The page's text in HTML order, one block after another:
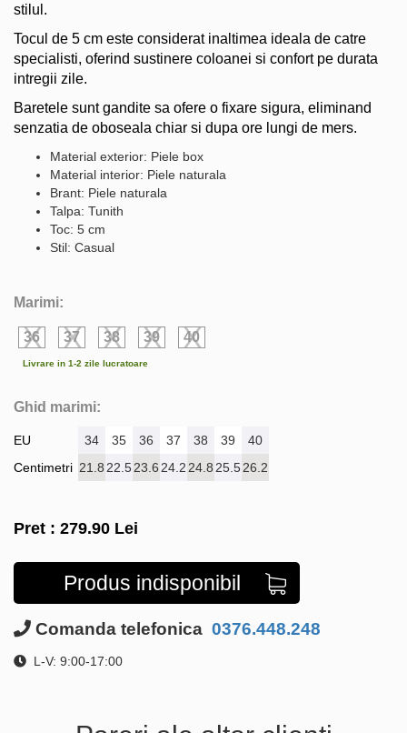
stilul.
Tocul de 5 cm este considerat inaltimea ideala de catre
specialisti, oferind sustinere coloanei si confort pe durata
intregii zile.
Baretele sunt gandite sa ofere o fixare sigura, eliminand
senzatia de oboseala chiar si dupa ore lungi de mers.
Material exterior: Piele box
Material interior: Piele naturala
Brant: Piele naturala
Talpa: Tunith
Toc: 5 cm
Stil: Casual
Marimi:
36 37 38 39 40
Livrare in 1-2 zile lucratoare
Ghid marimi:
EU
Centimetri
34 35 36 37 38 39
40
21.8 22.523.6 24.2 24.8 25.526.2
Pret : 279.90 Lei
Produs indisponibil
Comanda telefonica 0376.448.248
L-V: 9:00-17:00